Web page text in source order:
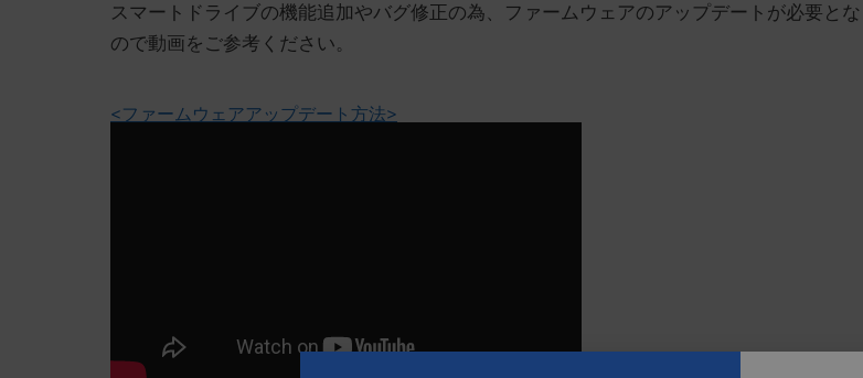
スマートドライブの機能追加やバグ修正の為、ファームウェアのアップデートが必要と
ので動画をご参考ください。
<ファームウェアアップデート方法>